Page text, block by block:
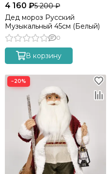
4 160 ₽5 200 ₽
Дед мороз Русский
Музыкальный 45см (Белый)
0
В корзину
−20%